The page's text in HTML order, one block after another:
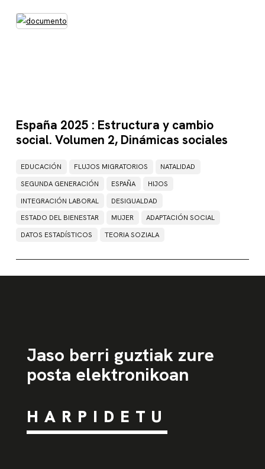
España 2025 : Estructura y cambio
social. Volumen 2, Dinámicas sociales
EDUCACIÓN FLUJOS MIGRATORIOS
NATALIDAD
SEGUNDA GENERACIÓN
ESPAÑA
HIJOS
INTEGRACIÓN LABORAL
DESIGUALDAD
ESTADO DEL BIENESTAR
MUJER
ADAPTACIÓN SOCIAL
DATOS ESTADÍSTICOS
TEORIA SOZIALA
Jaso berri guztiak zure
posta elektronikoan
HARPIDETU